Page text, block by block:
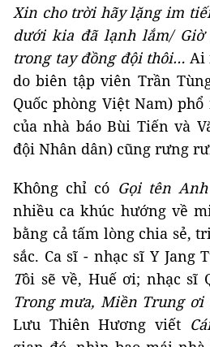
Xin cho trời hãy lặng im
dưới kia đã lạnh lắm/ Giờ
trong tay đồng đội thôi… Ai
do biên tập viên Trần
Quốc phòng Việt Nam)
của nhà báo Bùi Tiến và
đội Nhân dân) cũng rưng
Không chỉ có Gọi tên
nhiều ca khúc hướng về
bằng cả tấm lòng chia sẻ,
sắc. Ca sĩ - nhạc sĩ Y Jang
Tôi sẽ về, Huế ơi; nhạc sĩ
Trong mưa, Miền Trung ơi
Lưu Thiên Hương viết